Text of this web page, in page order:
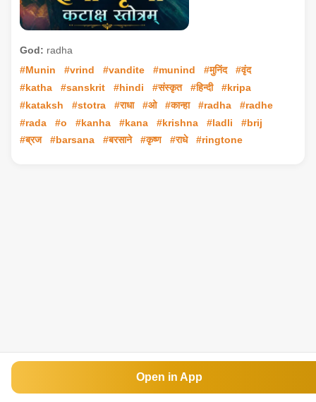
God: radha
#Munin
#vrind #vandite #munind #मुनिंद
#वृंद
#katha
#sanskrit #hindi #संस्कृत #हिन्दी
#kripa
#kataksh
#stotra #राधा #ओ #कान्हा #radha
#radhe
#rada
#o #kanha #kana #krishna #ladli
#brij
#ब्रज
#barsana #बरसाने #कृष्ण #राधे #ringtone
Open in App